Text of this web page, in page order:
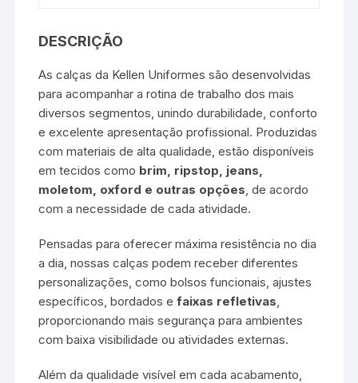
DESCRIÇÃO
As calças da Kellen Uniformes são desenvolvidas
para acompanhar a rotina de trabalho dos mais
diversos segmentos, unindo durabilidade, conforto
e excelente apresentação profissional. Produzidas
com materiais de alta qualidade, estão disponíveis
em tecidos como brim, ripstop, jeans,
moletom, oxford e outras opções , de acordo
com a necessidade de cada atividade.
Pensadas para oferecer máxima resistência no dia
a dia, nossas calças podem receber diferentes
personalizações, como bolsos funcionais, ajustes
específicos, bordados efaixas refletivas
proporcionando mais segurança para ambientes
com baixa visibilidade ou atividades externas.
Além da qualidade visível em cada acabamento,